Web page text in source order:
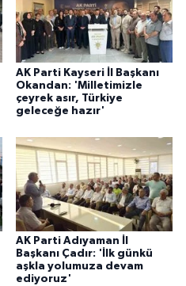
AK Parti Kayseri İl Başkanı
Okandan: 'Milletimizle
çeyrek asır, Türkiye
geleceğe hazır'
AK Parti Adıyaman İl
Başkanı Çadır: 'İlk günkü
aşkla yolumuza devam
ediyoruz'